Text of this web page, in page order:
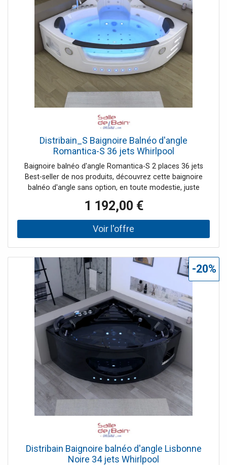
Distribain_S Baignoire Balnéo d'angle
Romantica-S 36 jets Whirlpool
Baignoire balnéo d'angle Romantica-S 2 places 36 jets
Best-seller de nos produits, découvrez cette baignoire
balnéo d'angle sans option, en toute modestie, juste
ou à deux. Une fois installé dans la baignoire balnéo
d'angle, vous vous laissez relaxer par les 36 jets
d'hydromassage tout le long de votre corps. Un régulateur
permet de gérer l'intensité des jets. Le hublot laisse
confère à votre salle de bain une atmosphère romantique.
Une cascade déferle dans l'angle de la baignoire balnéo,
imaginez-vous ailleurs! Le + : La baignoire balnéo d'angle
Romantica est disponible en deux versions, avec ou sans
options, ici sans option.
1 192,00 €
Distribain Baignoire balnéo d'angle Lisbonne
Noire 34 jets Whirlpool
-20%